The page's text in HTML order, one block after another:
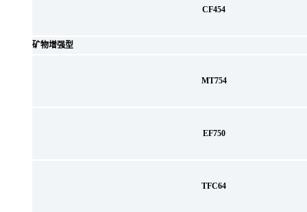
CF454
矿物增强型
MT754
EF750
TFC64